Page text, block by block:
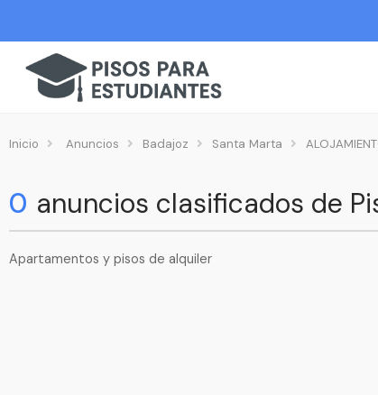
Inicio Anuncios Badajoz Santa Marta
0 anuncios clasificados de
Apartamentos y pisos de alquiler